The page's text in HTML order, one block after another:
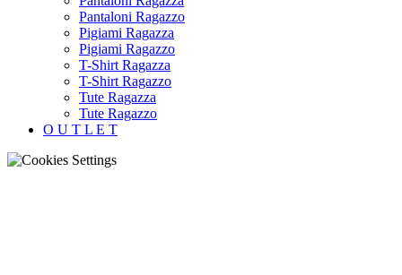
Pantaloni Ragazzo
Pigiami Ragazza
Pigiami Ragazzo
T-Shirt Ragazza
T-Shirt Ragazzo
Tute Ragazza
Tute Ragazzo
O U T L E T